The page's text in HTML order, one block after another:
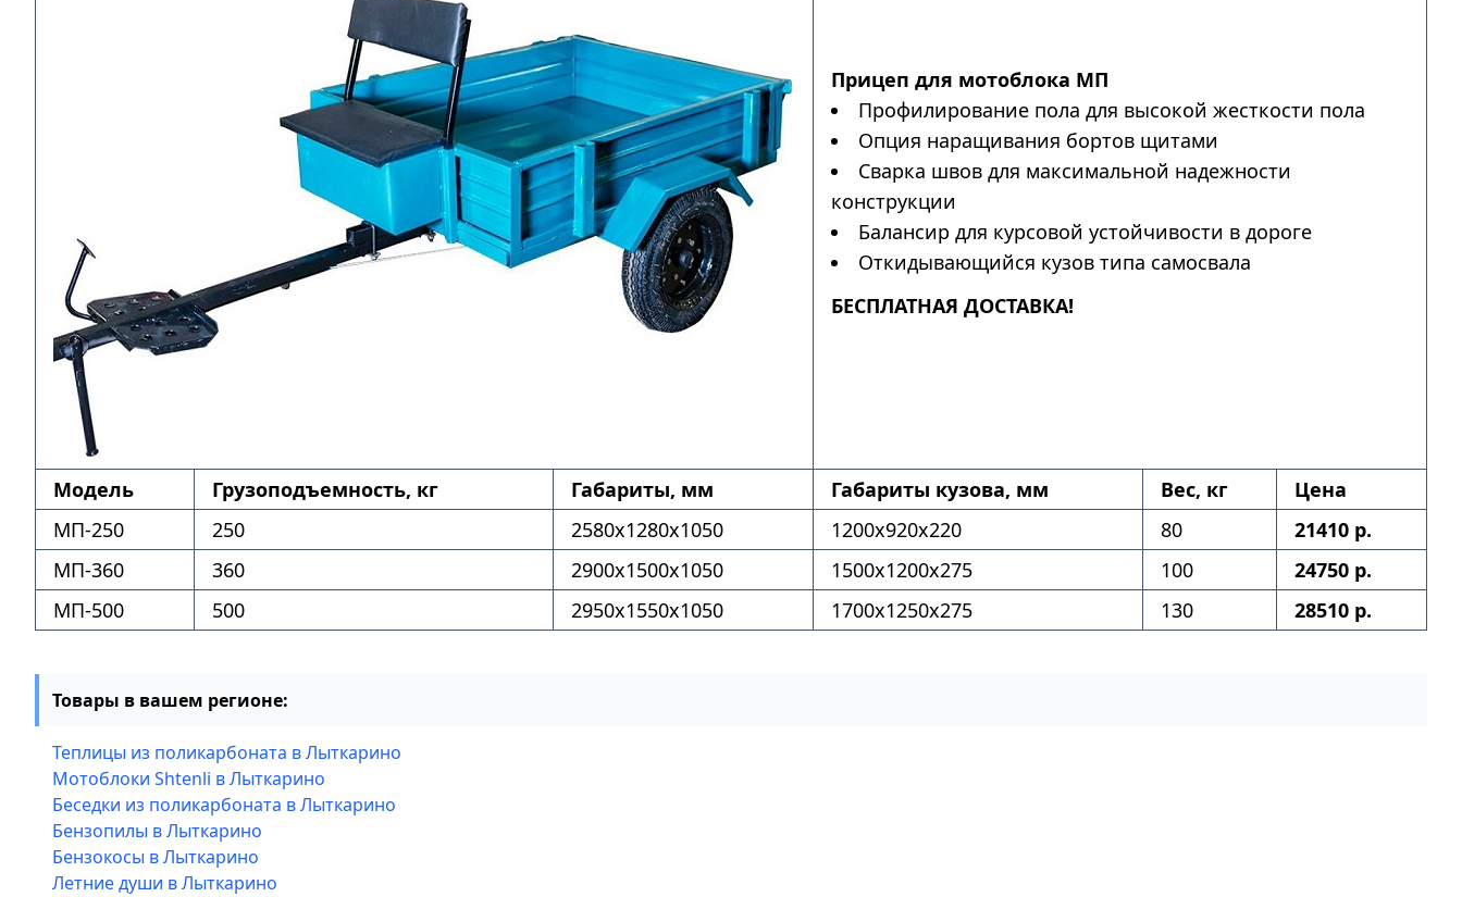
Прицеп для мотоблока МП
Профилирование пола для высокой жесткости пола
Опция наращивания бортов щитами
Сварка швов для максимальной надежности
конструкции
Балансир для курсовой устойчивости в дороге
Откидывающийся кузов типа самосвала
БЕСПЛАТНАЯ ДОСТАВКА!
Модель Грузоподъемность, кг Габариты, мм Габариты кузова, мм Вес, кг
Цена
МП-250
250 2580x1280x1050 1200x920x220 80
21410 р.
МП-360
360 2900x1500x1050 1500x1200x275 100
24750 р.
МП-500
500 2950x1550x1050 1700x1250x275 130 28510 р.
Товары в вашем регионе:
Теплицы из поликарбоната в Лыткарино
Мотоблоки Shtenli в Лыткарино
Беседки из поликарбоната в Лыткарино
Бензопилы в Лыткарино
Бензокосы в Лыткарино
Летние души в Лыткарино